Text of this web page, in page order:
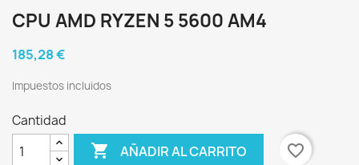
CPU AMD RYZEN 5 5600 AM4
185,28 €
Impuestos incluidos
Cantidad
 AÑADIR AL CARRITO
favorite_border